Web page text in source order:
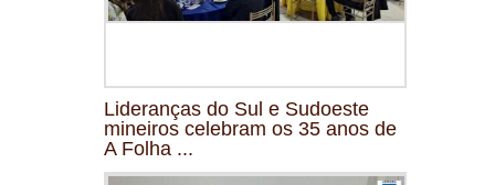
Lideranças do Sul e Sudoeste
mineiros celebram os 35 anos de
A Folha ...